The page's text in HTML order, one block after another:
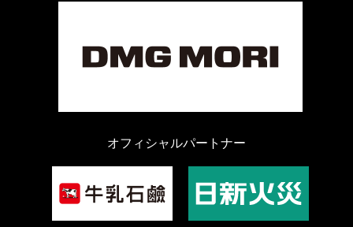
オフィシャルパートナー